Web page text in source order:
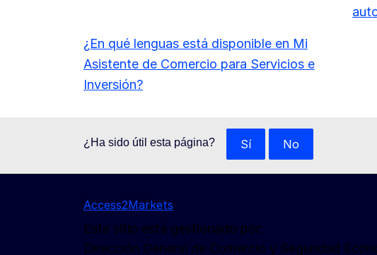
¿En qué lenguas está disponible en Mi
Asistente de Comercio para Servicios e
Inversión?
¿Ha sido útil esta página? Sí No
Access2Markets
Este sitio está gestionado por:
Dirección General de Comercio y Seguridad